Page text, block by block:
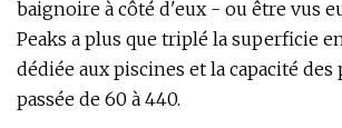
baignoire à côté d'eux - ou être vus
Peaks a plus que triplé la superficie
dédiée aux piscines et la capacité des
passée de 60 à 440.